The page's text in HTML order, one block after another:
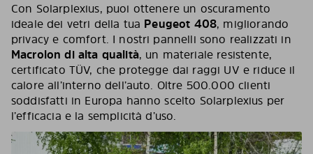
Con Solarplexius, puoi ottenere un oscuramento
ideale dei vetri della tua Peugeot 408, migliorando
privacy e comfort. I nostri pannelli sono realizzati in
Macrolon di alta qualità, un materiale resistente,
certificato TÜV, che protegge dai raggi UV e riduce il
calore all’interno dell’auto. Oltre 500.000 clienti
soddisfatti in Europa hanno scelto Solarplexius per
l’efficacia e la semplicità d’uso.